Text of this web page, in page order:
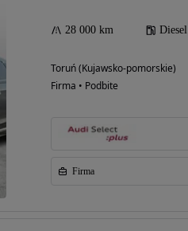
28 000 km Diesel
Toruń (Kujawsko-pomorskie)
Firma • Podbite
Firma